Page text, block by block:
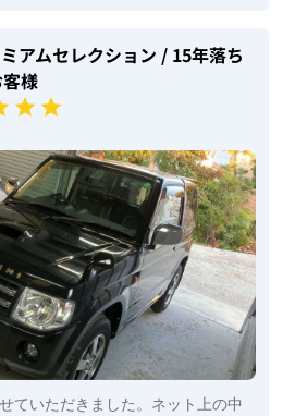
アムセレクション / 15年落ち
様
ていただきました。ネット上の中